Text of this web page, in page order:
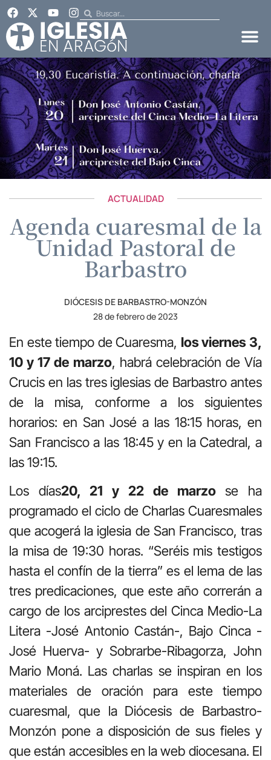
ACTUALIDAD
Agenda cuaresmal de la
Unidad Pastoral de
Barbastro
DIÓCESIS DE BARBASTRO-MONZÓN
28 de febrero de 2023
En este tiempo de Cuaresma, los viernes 3,
10 y 17 de marzo, habrá celebración de Vía
Crucis en las tres iglesias de Barbastro antes
de la misa, conforme a los siguientes
horarios: en San José a las 18:15 horas, en
San Francisco a las 18:45 y en la Catedral, a
las 19:15.
Los días20, 21 y 22 de marzo se ha
programado el ciclo de Charlas Cuaresmales
que acogerá la iglesia de San Francisco, tras
la misa de 19:30 horas. “Seréis mis testigos
hasta el confín de la tierra” es el lema de las
tres predicaciones, que este año correrán a
cargo de los arciprestes del Cinca Medio-La
Litera -José Antonio Castán-, Bajo Cinca -
José Huerva- y Sobrarbe-Ribagorza, John
Mario Moná. Las charlas se inspiran en los
materiales de oración para este tiempo
cuaresmal, que la Diócesis de Barbastro-
Monzón pone a disposición de sus fieles y
que están accesibles en la web diocesana. El